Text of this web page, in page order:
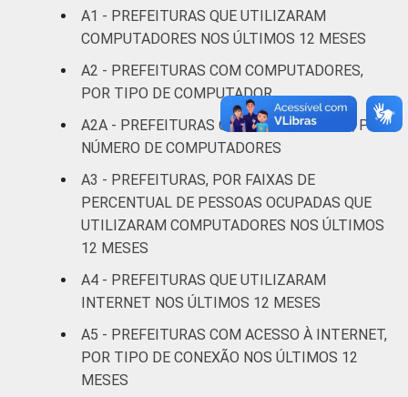
Mais de
500 mil
5 20
Fonte: CGI.br/NIC.br, Centro Regional de
Estudos para o Desenvolvimento da
Sociedade da Informação (Cetic.br),
Pesquisa sobre o uso das tecnologias de
informação e comunicação no setor público
brasileiro - TIC Governo Eletrônico 2017
A1 - PREFEITURAS QUE UTILIZARAM
COMPUTADORES NOS ÚLTIMOS 12 MESES
A2 - PREFEITURAS COM COMPUTADORES,
POR TIPO DE COMPUTADOR
A2A - PREFEITURAS COM COMPUTADOR, POR
NÚMERO DE COMPUTADORES
A3 - PREFEITURAS, POR FAIXAS DE
PERCENTUAL DE PESSOAS OCUPADAS QUE
UTILIZARAM COMPUTADORES NOS ÚLTIMOS
12 MESES
A4 - PREFEITURAS QUE UTILIZARAM
INTERNET NOS ÚLTIMOS 12 MESES
A5 - PREFEITURAS COM ACESSO À INTERNET,
POR TIPO DE CONEXÃO NOS ÚLTIMOS 12
MESES